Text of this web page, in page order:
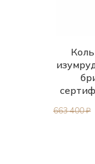
663 400 ₽